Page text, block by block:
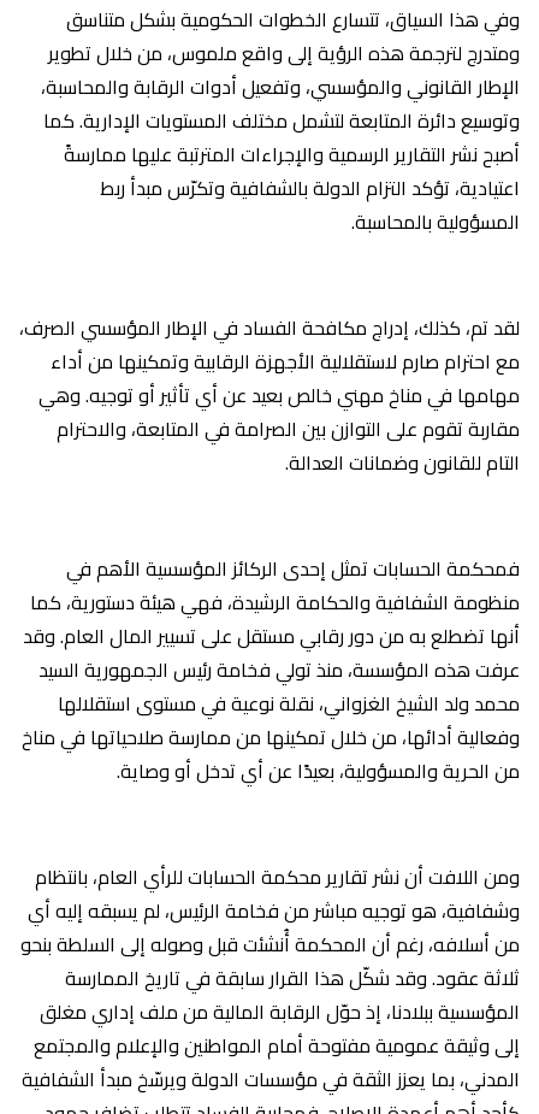
وفي هذا السياق، تتسارع الخطوات الحكومية بشكل متناسق
ومتدرج لترجمة هذه الرؤية إلى واقع ملموس، من خلال تطوير
الإطار القانوني والمؤسسي، وتفعيل أدوات الرقابة والمحاسبة،
وتوسيع دائرة المتابعة لتشمل مختلف المستويات الإدارية. كما
أصبح نشر التقارير الرسمية والإجراءات المترتبة عليها ممارسةً
اعتيادية، تؤكد التزام الدولة بالشفافية وتكرّس مبدأ ربط
المسؤولية بالمحاسبة.
لقد تم، كذلك، إدراج مكافحة الفساد في الإطار المؤسسي الصرف،
مع احترام صارم لاستقلالية الأجهزة الرقابية وتمكينها من أداء
مهامها في مناخ مهني خالص بعيد عن أي تأثير أو توجيه. وهي
مقاربة تقوم على التوازن بين الصرامة في المتابعة، والاحترام
التام للقانون وضمانات العدالة.
فمحكمة الحسابات تمثل إحدى الركائز المؤسسية الأهم في
منظومة الشفافية والحكامة الرشيدة، فهي هيئة دستورية، كما
أنها تضطلع به من دور رقابي مستقل على تسيير المال العام. وقد
عرفت هذه المؤسسة، منذ تولي فخامة رئيس الجمهورية السيد
محمد ولد الشيخ الغزواني، نقلة نوعية في مستوى استقلالها
وفعالية أدائها، من خلال تمكينها من ممارسة صلاحياتها في مناخ
من الحرية والمسؤولية، بعيدًا عن أي تدخل أو وصاية.
ومن اللافت أن نشر تقارير محكمة الحسابات للرأي العام، بانتظام
وشفافية، هو توجيه مباشر من فخامة الرئيس، لم يسبقه إليه أي
من أسلافه، رغم أن المحكمة أُنشئت قبل وصوله إلى السلطة بنحو
ثلاثة عقود. وقد شكّل هذا القرار سابقة في تاريخ الممارسة
المؤسسية ببلادنا، إذ حوّل الرقابة المالية من ملف إداري مغلق
إلى وثيقة عمومية مفتوحة أمام المواطنين والإعلام والمجتمع
المدني، بما يعزز الثقة في مؤسسات الدولة ويرسّخ مبدأ الشفافية